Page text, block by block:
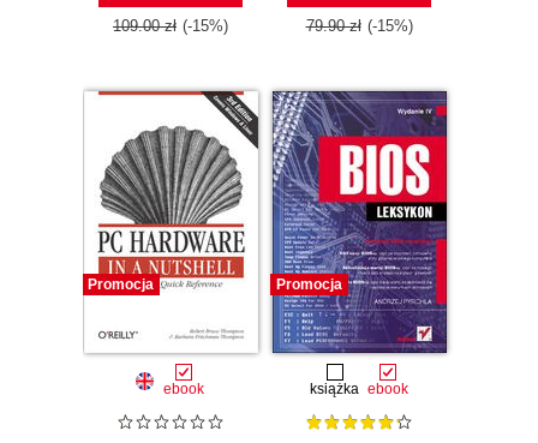
109.00 zł (-15%) 79.90 zł (-15%)
Promocja
ebook
Promocja
książka ebook